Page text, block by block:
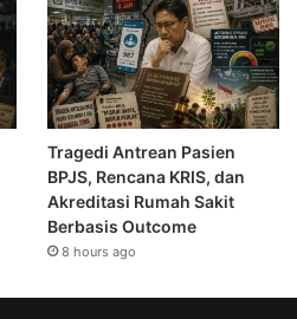
Tragedi Antrean Pasien
BPJS, Rencana KRIS, dan
Akreditasi Rumah Sakit
Berbasis Outcome
8 hours ago